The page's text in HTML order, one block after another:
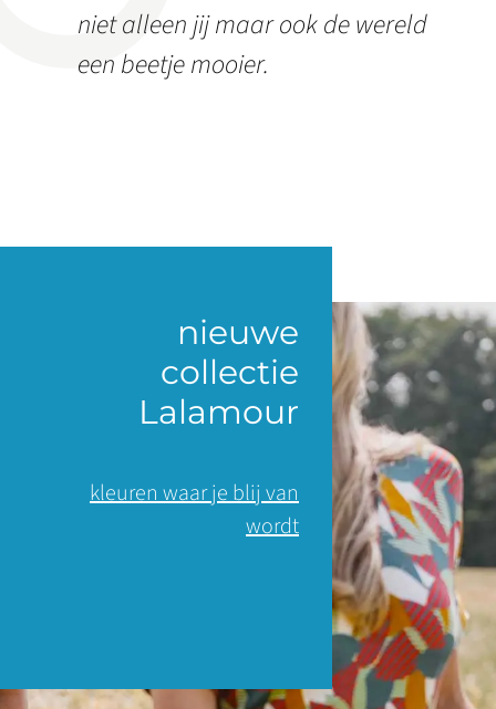
niet alleen jij maar ook de wereld
een beetje mooier.
nieuwe
collectie
Lalamour
kleuren waar je blij van
wordt